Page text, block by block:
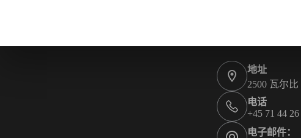
地址
2500 瓦尔比
电话
+45 71 44 26
电子邮件：